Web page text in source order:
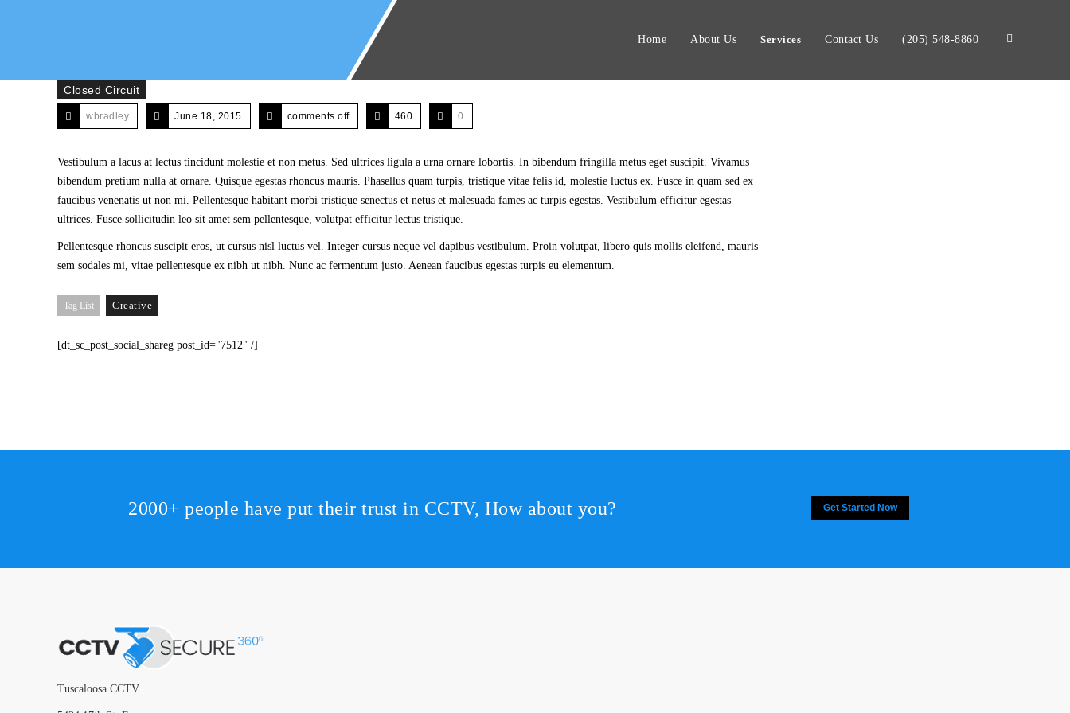
Home About Us Services Contact Us (205) 548-8860
Closed Circuit
wbradley June 18, 2015 comments off 460 0
Vestibulum a lacus at lectus tincidunt molestie et non metus. Sed ultrices ligula a urna ornare lobortis. In bibendum fringilla metus eget suscipit. Vivamus
bibendum pretium nulla at ornare. Quisque egestas rhoncus mauris. Phasellus quam turpis, tristique vitae felis id, molestie luctus ex. Fusce in quam sed ex
faucibus venenatis ut non mi. Pellentesque habitant morbi tristique senectus et netus et malesuada fames ac turpis egestas. Vestibulum efficitur egestas
ultrices. Fusce sollicitudin leo sit amet sem pellentesque, volutpat efficitur lectus tristique.
Pellentesque rhoncus suscipit eros, ut cursus nisl luctus vel. Integer cursus neque vel dapibus vestibulum. Proin volutpat, libero quis mollis eleifend, mauris
sem sodales mi, vitae pellentesque ex nibh ut nibh. Nunc ac fermentum justo. Aenean faucibus egestas turpis eu elementum.
Tag List Creative
[dt_sc_post_social_shareg post_id="7512" /]
2000+ people have put their trust in CCTV, How about you? Get Started Now
Tuscaloosa CCTV